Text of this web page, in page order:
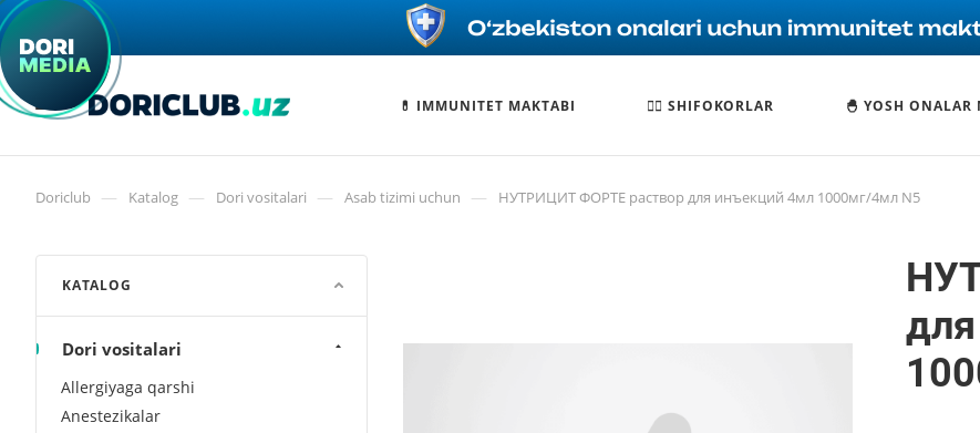
💊 IMMUNITET MAKTABI 🧑‍⚕️ SHIFOKORLAR 🐣 YOSH ONALAR
Doriclub — Katalog — Dori vositalari — Asab tizimi uchun — НУТРИЦИТ ФОРТЕ раствор для инъекций 4мл 1000мг/4мл N5
KATALOG
Dori vositalari
Allergiyaga qarshi
Anestezikalar